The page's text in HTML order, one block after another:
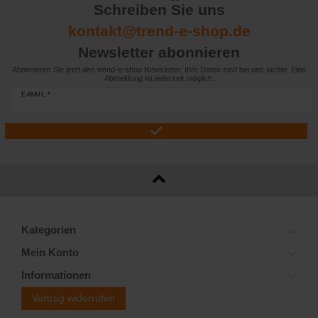
Schreiben Sie uns
kontakt@trend-e-shop.de
Newsletter abonnieren
Abonnieren Sie jetzt den trend-e-shop Newsletter. Ihre Daten sind bei uns sicher. Eine
Abmeldung ist jederzeit möglich.
E-MAIL *
Kategorien
Mein Konto
Informationen
Vertrag widerrufen